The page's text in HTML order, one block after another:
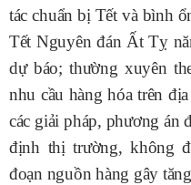
tác chuẩn bị Tết và bình
Tết Nguyên đán Ất Tỵ
dự báo; thường xuyên
nhu cầu hàng hóa trên
các giải pháp, phương án
định thị trường, không
đoạn nguồn hàng gây